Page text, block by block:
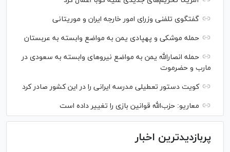
گفتگوی تلفنی وزرای امور خارجه ایران و موریتانی
حمله موشکی و پهپادی یمن به مواضع وابسته به عربستان
حمله انصارالله یمن به مواضع نیرو‌های وابسته به سعودی در
مارب و حضرموت
کویت دستور تعطیلی مدرسه ایرانی را در این کشور صادر کرد
معاریو: حزب‌الله قوانین بازی را تغییر داده است
پربازدیدترین اخبار